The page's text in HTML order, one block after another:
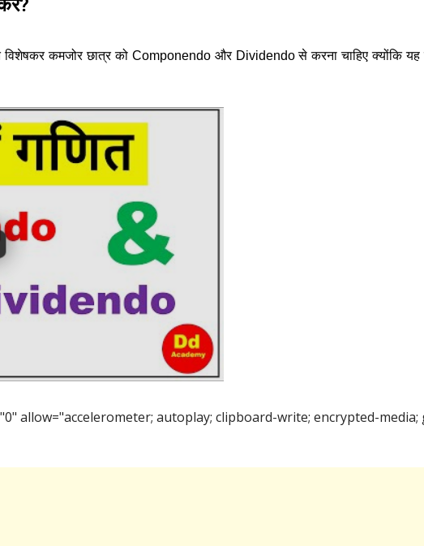
विशेषकर कमजोर छात्र को Componendo और Dividendo से करना चाहिए क्योंकि
allow="accelerometer; autoplay; clipboard-write; encrypted-media;